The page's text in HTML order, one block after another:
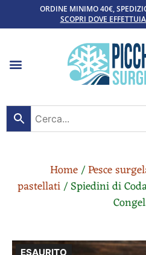
ORDINE MINIMO 40€,
SCOPRI DOVE
Home/Pesce
pastellati/ Spiedini di
ESAURITO